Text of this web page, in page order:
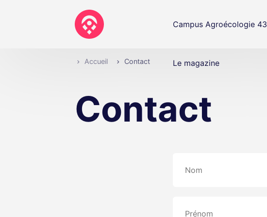
Campus Agroécologie 43
Le magazine
Accueil Contact
Contact